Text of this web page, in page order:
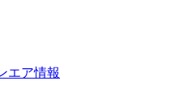
エア情報